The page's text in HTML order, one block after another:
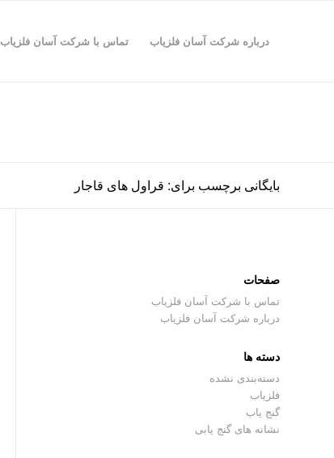
درباره شرکت آسان فلزیاب تماس با شرکت آسان فلزیاب
بایگانی برچسب برای: قراول های قاجار
صفحات
تماس با شرکت آسان فلزیاب
درباره شرکت آسان فلزیاب
دسته ها
دسته‌بندی نشده
فلزیاب
گنج یاب
نشانه های گنج یابی